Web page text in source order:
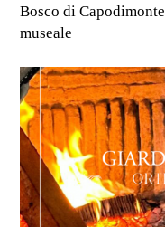
Bosco di
museale